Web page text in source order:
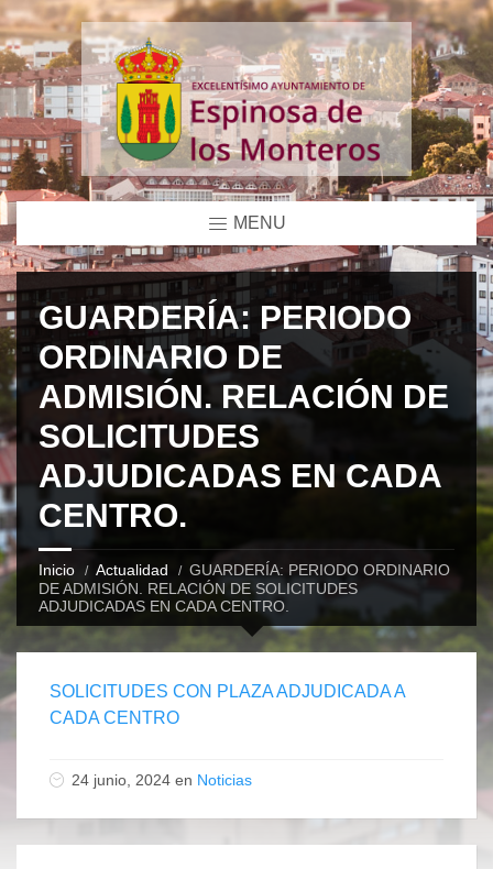
MENU
GUARDERÍA: PERIODO
ORDINARIO DE
ADMISIÓN. RELACIÓN DE
SOLICITUDES
ADJUDICADAS EN CADA
CENTRO.
Inicio Actualidad
GUARDERÍA: PERIODO ORDINARIO
DE ADMISIÓN. RELACIÓN DE SOLICITUDES
ADJUDICADAS EN CADA CENTRO.
SOLICITUDES CON PLAZA ADJUDICADA A
CADA CENTRO
24 junio, 2024 en Noticias